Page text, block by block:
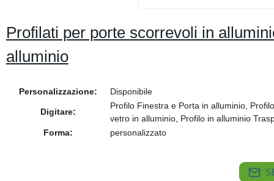
Profilati per porte scorrevoli in
alluminio
Personalizzazione: Disponibile
Digitare:
Profilo Finestra e Porta in alluminio,
vetro in alluminio, Profilo in alluminio
Forma:
personalizzato